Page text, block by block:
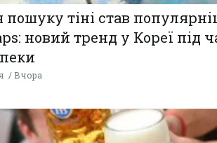
пошуку тіні став
новий тренд у Кореї під
Вчора